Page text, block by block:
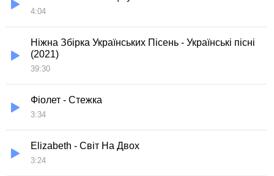
4:04
Ніжна Збірка Українських Пісень - Українські пісні
(2021)
39:30
Фіолет - Стежка
3:34
Elizabeth - Світ На Двох
3:24